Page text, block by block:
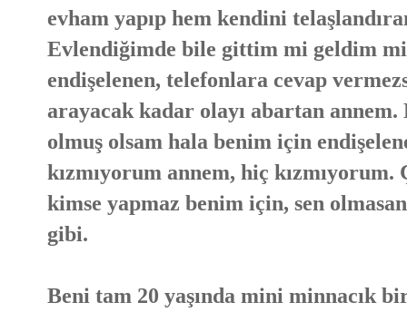
evham yapıp hem kendini
Evlendiğimde bile gittim mi geldim
endişelenen, telefonlara cevap
arayacak kadar olayı abartan
olmuş olsam hala benim için
kızmıyorum annem, hiç
kimse yapmaz benim için, sen
gibi.
Beni tam 20 yaşında mini minnacık